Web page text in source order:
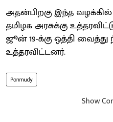
அதன்பிறகு இந்த
தமிழக அரசுக்கு
ஜூன் 19-க்கு ஒத்தி வைத்து
உத்தரவிட்டனர்.
Ponmudy
Show